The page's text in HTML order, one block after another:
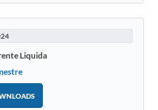
Liquida